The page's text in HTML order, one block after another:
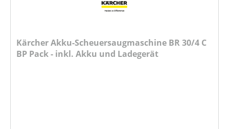
Kärcher Akku-Scheuersaugmaschine BR 30/4 C
BP Pack - inkl. Akku und Ladegerät